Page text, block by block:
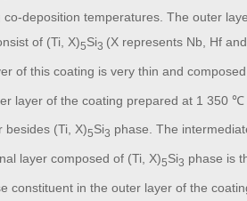
deposition temperatures. The outer
of (Ti, X)5Si3 (X represents Nb, Hf
of this coating is very thin and
layer of the coating prepared at 1 350
besides (Ti, X)5Si3 phase. The
layer composed of (Ti, X)5Si3 phase is
constituent in the outer layer of the